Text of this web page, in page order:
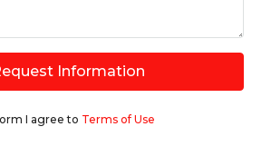
Information
I agree to Terms of Use